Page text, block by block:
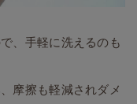
、手軽に洗えるのも
摩擦も軽減されダメ